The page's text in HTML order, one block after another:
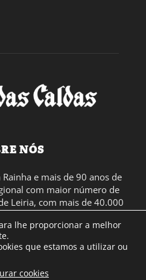
NÓS
Rainha e mais de 90 anos de
com maior número de
Leiria, com mais de 40.000
e assinatura online.
NOS
lhe proporcionar a melhor
que estamos a utilizar ou
cookies